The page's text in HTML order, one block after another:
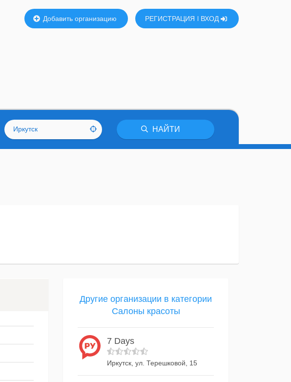
Добавить организацию РЕГИСТРАЦИЯ ВХОД
Иркутск НАЙТИ
Другие организации в категории
Салоны красоты
7 Days
Иркутск, ул. Терешковой, 15